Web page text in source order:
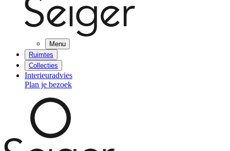
Menu
Ruimtes
Collecties
Interieuradvies
Plan je bezoek